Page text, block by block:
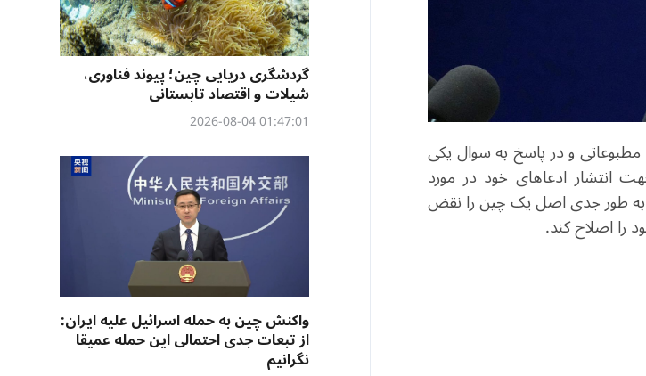
مطبوعاتی و در پاسخ به سوال یکی
انتشار ادعاهای خود در مورد
به طور جدی اصل یک چین را نقض
را اصلاح کند.
گردشگری دریایی چین؛ پیوند فناوری،
شیلات و اقتصاد تابستانی
01:47:01 2026-08-04
واکنش چین به حمله اسرائیل علیه ایران:
از تبعات جدی احتمالی این حمله عمیقا
نگرانیم